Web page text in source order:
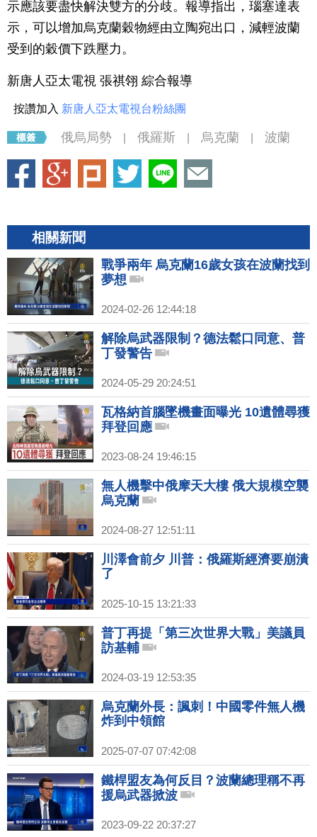
示應該要盡快解決雙方的分歧。報導指出，瑙塞達表
示，可以增加烏克蘭穀物經由立陶宛出口，減輕波蘭
受到的穀價下跌壓力。
新唐人亞太電視 張祺翎 綜合報導
按讚加入 新唐人亞太電視台粉絲團
俄烏局勢 俄羅斯 烏克蘭 波蘭
相關新聞
戰爭兩年 烏克蘭16歲女孩在波蘭找到
夢想
2024-02-26 12:44:18
解除烏武器限制？德法鬆口同意、普
丁發警告
2024-05-29 20:24:51
瓦格納首腦墜機畫面曝光 10遺體尋獲
拜登回應
2023-08-24 19:46:15
無人機擊中俄摩天大樓 俄大規模空襲
烏克蘭
2024-08-27 12:51:11
川澤會前夕 川普：俄羅斯經濟要崩潰
了
2025-10-15 13:21:33
普丁再提「第三次世界大戰」美議員
訪基輔
2024-03-19 12:53:35
烏克蘭外長：諷刺！中國零件無人機
炸到中領館
2025-07-07 07:42:08
鐵桿盟友為何反目？波蘭總理稱不再
援烏武器掀波
2023-09-22 20:37:27